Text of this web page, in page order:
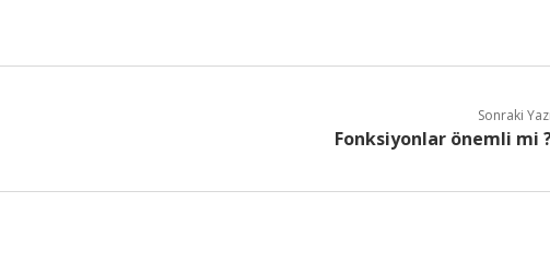
Sonraki Yazı
Fonksiyonlar önemli mi